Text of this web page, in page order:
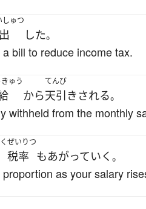
しゅつ
した。
bill to reduce income tax.
ゅう
から
てんび
天引きされる。
withheld from the monthly
ぜいりつ
税率 もあがっていく 。
as your salary